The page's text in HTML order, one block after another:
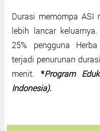
Durasi memompa ASI
lebih lancar
25% pengguna
terjadi penurunan
menit. *Program
Indonesia).